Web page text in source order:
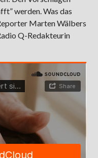
103,9 MHz
werden. Was das
Marten Wälbers
Q-Redakteurin